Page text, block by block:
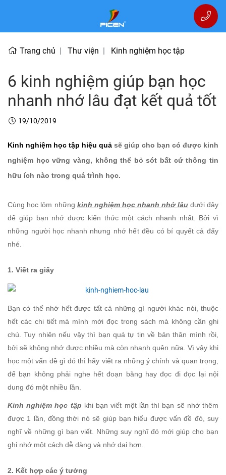
Trang chủ Thư viện Kinh nghiệm học tập
6 kinh nghiệm giúp bạn học
nhanh nhớ lâu đạt kết quả tốt
19/10/2019
Kinh nghiệm học tập hiệu quả sẽ giúp cho bạn có được kinh
nghiệm học vững vàng, không thể bỏ sót bất cứ thông tin
hữu ích nào trong quá trình học.
Cùng học lỏm những kinh nghiệm học nhanh nhớ lâudưới đây
để giúp bạn nhớ được kiến thức một cách nhanh nhất. Bởi vì
những người học nhanh nhưng nhớ hết đều có bí quyết cả đấy
nhé.
1. Viết ra giấy
Bạn có thể nhớ hết được tất cả những gì người khác nói, thuộc
hết các chi tiết mà mình mới đọc trong sách mà không cần ghi
chú. Tuy nhiên nếu vậy thì bạn quá tự tin về bản thân mình rồi,
bởi sẽ không nhớ được nhiều mà còn nhanh quên nữa. Vì vậy khi
học một vấn đề gì đó thì hãy viết ra những ý chính và quan trọng,
để bạn không phải nghe hết đoạn băng hay đọc đi đọc lại nội
dung đó một nhiều lần.
Kinh nghiệm học tập khi bạn viết một lần thì bạn sẽ nhớ thêm
được 1 lần, đồng thời nó sẽ giúp bạn hiểu được vấn đề đó, suy
nghĩ về những gì bạn viết. Những suy nghĩ đó mới giúp cho bạn
ghi nhớ một cách dễ dàng và nhớ dai hơn.
2. Kết hợp các ý tưởng